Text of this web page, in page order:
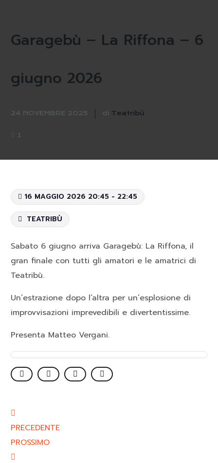
Garagebù – La Riffona – 6
giugno 2026
24 NOVEMBRE 2025 di Teatribù
1
16 MAGGIO 2026 20:45 - 22:45
TEATRIBÙ
Sabato 6 giugno arriva Garagebù: La Riffona, il
gran finale con tutti gli amatori e le amatrici di
Teatribù.​
Un’estrazione dopo l’altra per un’esplosione di
improvvisazioni imprevedibili e divertentissime.​
Presenta Matteo Vergani.
PRECEDENTE
PROSSIMO